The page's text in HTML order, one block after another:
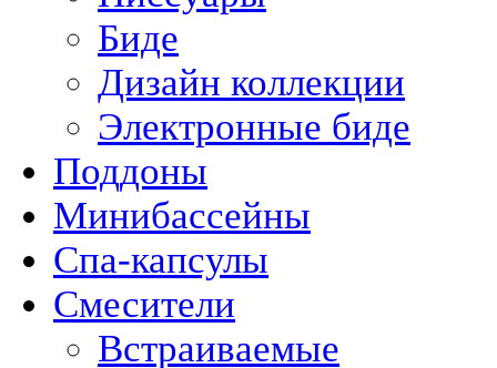
Биде
Дизайн коллекции
Электронные биде
Поддоны
Минибассейны
Спа-капсулы
Смесители
Встраиваемые